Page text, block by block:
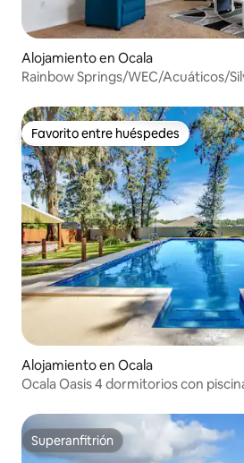
Alojamiento en Ocala
Rainbow Springs/WEC/Acuáticos/
Favorito entre huéspedes
Favorito entre huéspedes
Alojamiento en Ocala
Ocala Oasis 4 dormitorios con
Superanfitrión
Superanfitrión